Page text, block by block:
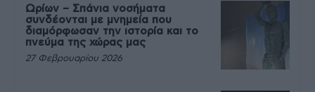
Ωρίων – Σπάνια νοσήματα
συνδέονται με μνημεία που
διαμόρφωσαν την ιστορία και το
πνεύμα της χώρας μας
27 Φεβρουαρίου 2026